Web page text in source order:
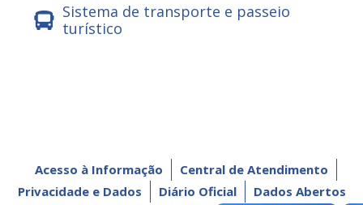
Sistema de transporte e passeio
turístico
Acesso à Informação
Central de Atendimento
Privacidade e Dados
Diário Oficial Dados Abertos